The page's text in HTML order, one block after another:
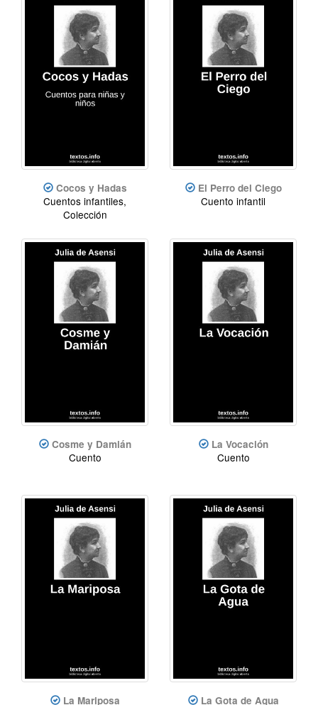
Cocos y Hadas
Cuentos infantiles,
Colección
El Perro del Ciego
Cuento infantil
Cosme y Damián
Cuento
La Vocación
Cuento
La Mariposa La Gota de Agua